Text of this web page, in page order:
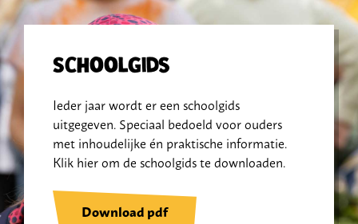
Schoolgids
Ieder jaar wordt er een schoolgids
uitgegeven. Speciaal bedoeld voor ouders
met inhoudelijke én praktische informatie.
Klik hier om de schoolgids te downloaden.
Download pdf